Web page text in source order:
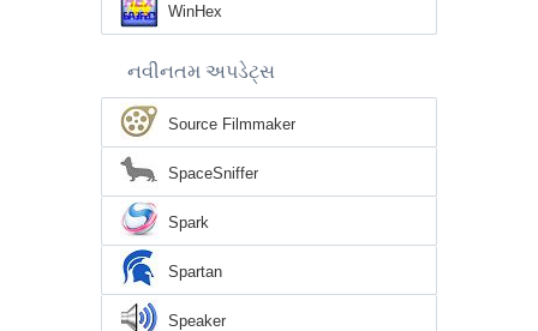
WinHex
નવીનતમ અપડેટ્સ
Source Filmmaker
SpaceSniffer
Spark
Spartan
Speaker